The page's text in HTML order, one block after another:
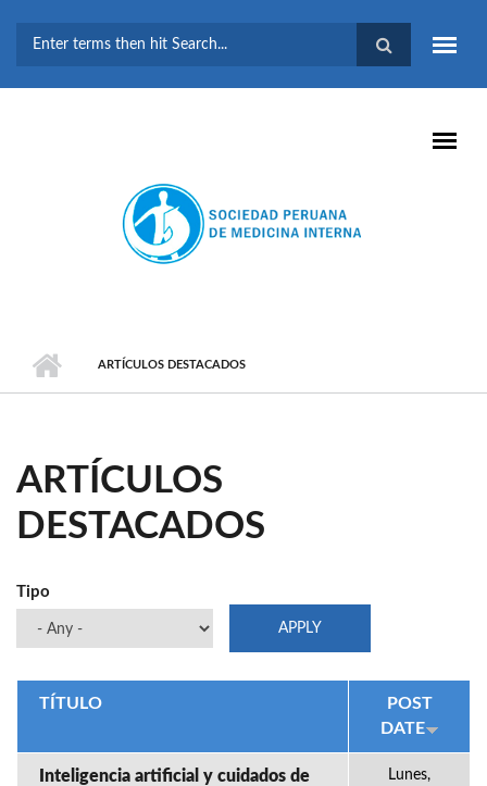
BÚSQUEDA
ARTÍCULOS DESTACADOS
ARTÍCULOS
DESTACADOS
Tipo
TÍTULO
POST
DATE
Inteligencia artificial y cuidados de
Lunes,